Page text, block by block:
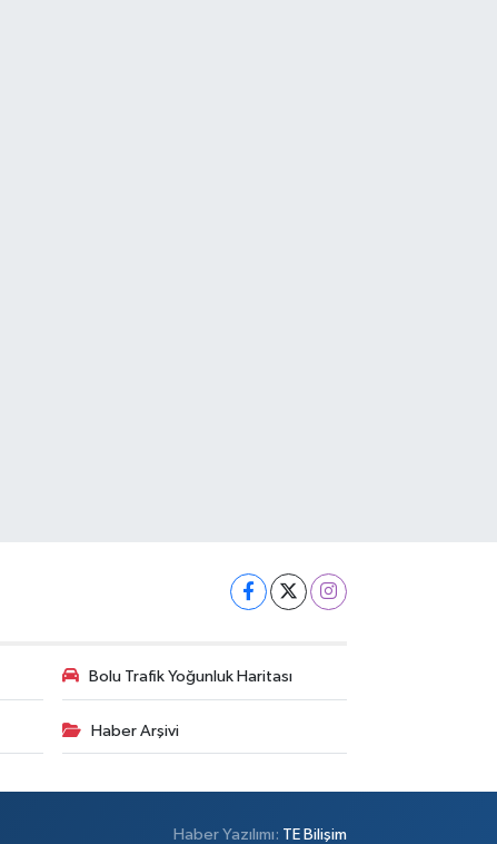
Bolu Trafik Yoğunluk Haritası
Haber Arşivi
Haber Yazılımı: TE Bilişim